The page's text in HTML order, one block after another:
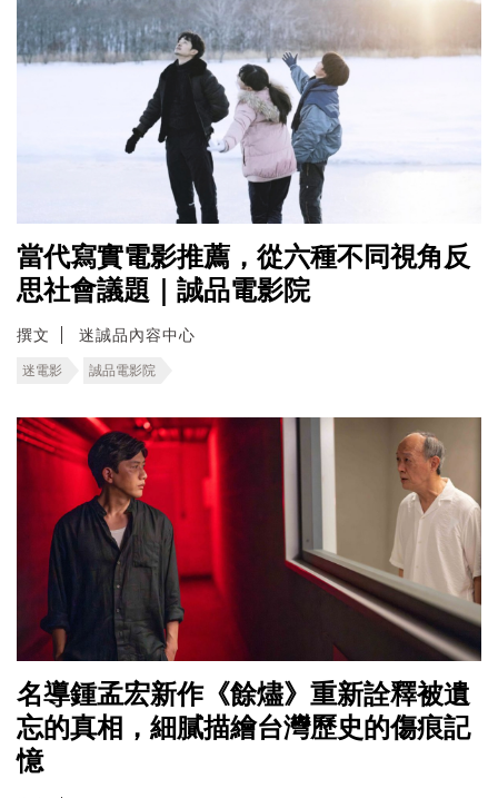
當代寫實電影推薦，從六種不同視角反
思社會議題｜誠品電影院
撰文 迷誠品內容中心
迷電影 誠品電影院
名導鍾孟宏新作《餘燼》重新詮釋被遺
忘的真相，細膩描繪台灣歷史的傷痕記
憶